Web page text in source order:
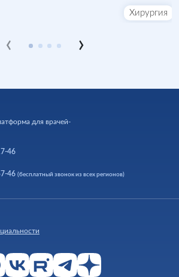
Хирургия
‹ ›
для врачей-
46
46 (бесплатный звонок из всех регионов)